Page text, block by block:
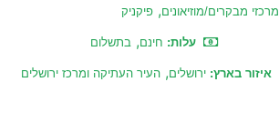
מרכזי מבקרים/מוזיאונים, פיקניק
עלות: חינם, בתשלום
איזור בארץ:ירושלים, העיר העתיקה ומרכז ירושלים